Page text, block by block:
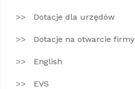
Dotacje dla urzędów
Dotacje na otwarcie firmy
English
EVS